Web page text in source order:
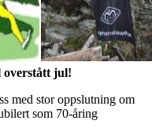
overstått jul!
med stor oppslutning om
som 70-åring